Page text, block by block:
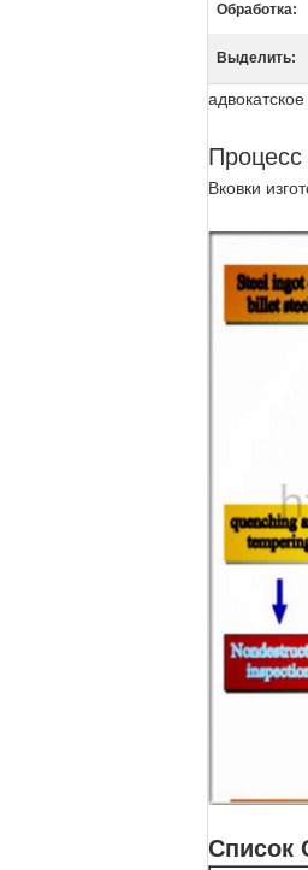
Обработка:
Выделить:
Процесс
Вковки
Список